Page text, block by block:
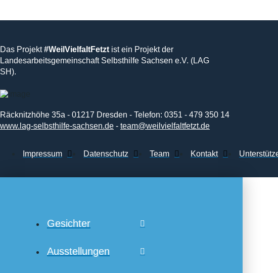
Das Projekt#WeilVielfaltFetzt ist ein Projekt der
Landesarbeitsgemeinschaft Selbsthilfe Sachsen e.V. (LAG
SH).
Räcknitzhöhe 35a - 01217 Dresden - Telefon: 0351 - 479 350 14
www.lag-selbsthilfe-sachsen.de - team@weilvielfaltfetzt.de
Impressum Datenschutz Team Kontakt
Gesichter
Ausstellungen